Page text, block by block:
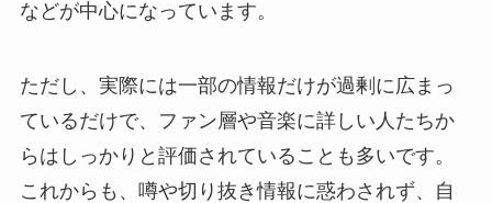
などが中心になっています。
ただし、実際には一部の情報だけが過剰に広まっ
ているだけで、ファン層や音楽に詳しい人たちか
らはしっかりと評価されていることも多いです。
これからも、噂や切り抜き情報に惑わされず、自